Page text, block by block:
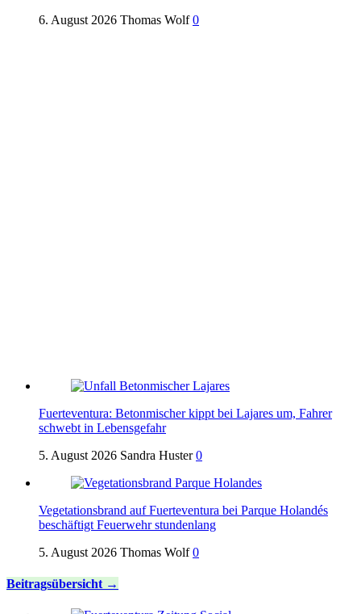
6. August 2026 Thomas Wolf 0
Fuerteventura: Betonmischer kippt bei Lajares um, Fahrer
schwebt in Lebensgefahr
5. August 2026 Sandra Huster 0
Vegetationsbrand auf Fuerteventura bei Parque Holandés
beschäftigt Feuerwehr stundenlang
5. August 2026 Thomas Wolf 0
Beitragsübersicht